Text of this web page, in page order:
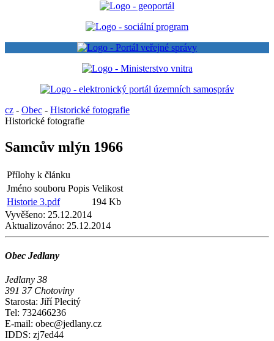
cz - Obec - Historické fotografie
Historické fotografie
Samcův mlýn 1966
Přílohy k článku
Jméno souboru Popis Velikost
Historie 3.pdf
194 Kb
Vyvěšeno: 25.12.2014
Aktualizováno: 25.12.2014
Obec Jedlany
Jedlany 38
391 37 Chotoviny
Starosta: Jiří Plecitý
Tel: 732466236
E-mail: obec@jedlany.cz
IDDS: zj7ed44